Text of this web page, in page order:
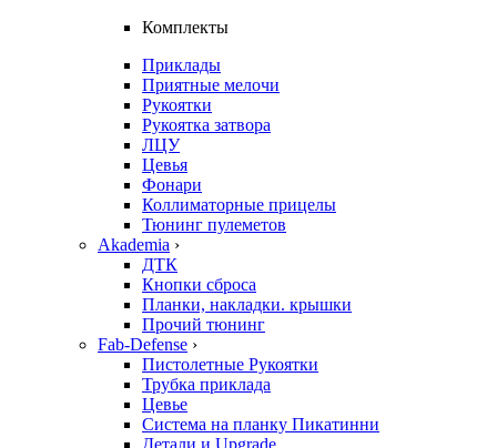
Комплекты
Приклады
Приятные мелочи
Рукоятки
Рукоятка затвора
ЛЦУ
Цевья
Фонари
Коллиматорные прицелы
Тюнинг пулеметов
Akademia ›
ДТК
Кнопки сброса
Планки, накладки. крышки
Прочий тюнинг
Fab-Defense ›
Пистолетные Рукоятки
Трубка приклада
Цевье
Система на планку Пикатинни
Детали и Upgrade